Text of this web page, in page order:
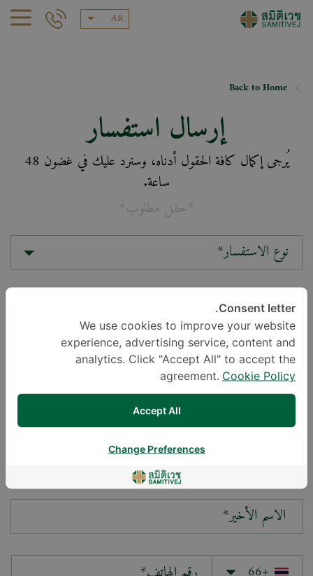
AR
Back to Home
إرسال استفسار
يُرجى إكمال كافة الحقول أدناه، وسنرد عليك في غضون 48
ساعة.
*حقل مطلوب*
نوع الاستفسار*
الموقع*
سؤالك*
الاسم الأخير*
Consent letter.
We use cookies to improve your website
experience, advertising service, content and
analytics. Click "Accept All" to accept the
agreement. Cookie Policy
Accept All
Change Preferences